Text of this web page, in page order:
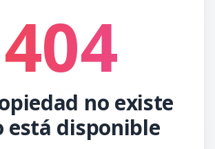
404
no existe
está disponible